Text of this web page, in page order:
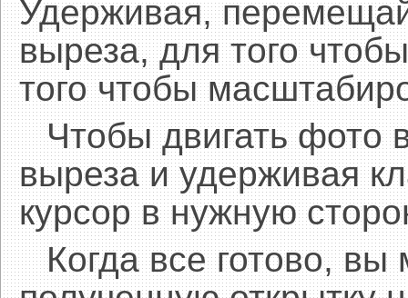
Удерживая,
выреза, для того
того чтобы
Чтобы двигать фото
выреза и удерживая
курсор в нужную
Когда все готово,